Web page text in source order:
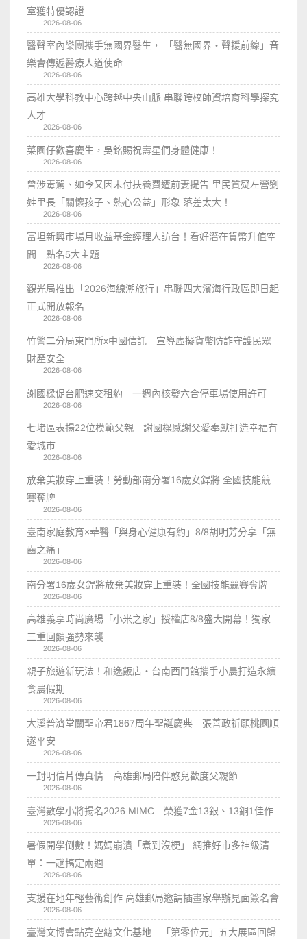
室獲特優認證
2026-08-06
醫聲室內樂團攜手無國界醫生， 「醫無國界・聲援前線」音
樂會傳遞醫療人道使命
2026-08-06
高雄大學科教中心跨越中央山脈 串聯跨校師資培育科學探究
人才
2026-08-06
菜園仔歡喜慶生，吳銘賜祝壽星們身體健康！
2026-08-06
曾涉毒駕、如今又因未付扶養費遭前妻提告 里民質疑左營劉
姓里長「關懷孩子、熱心公益」形象 落差太大！
2026-08-06
富坦新興市場月收益基金經理人訪台！看好潛在貨幣升值空
間 點名5大主題
2026-08-06
觀光局推出「2026海線潮旅行」串聯四大濱海行政區即日起
正式開放報名
2026-08-06
竹警二分局東門所x中國信託 宣導虛擬貨幣防詐守護民眾
財產安全
2026-08-06
謝國樑促台肥速交租約 一週內核發六合停車場使用許可
2026-08-06
七堵區表揚22位模範父親 謝國樑感謝父愛奉獻打造幸福有
愛城市
2026-08-06
放棄美妝穿上重裝！勞動部南分署16歲女銲將 全國技能競
賽奪牌
2026-08-06
臺南家庭教育×華醫「與身心健康有約」8/8胡明芳分享「無
齒之痛」
2026-08-06
南分署16歲女銲將放棄美妝穿上重裝！全國技能競賽奪牌
2026-08-06
高雄義享時尚廣場「小米之家」授權店8/8盛大開幕！獨家
三重回饋強勢來襲
2026-08-06
親子旅遊新玩法！和逸飯店‧台南西門館攜手小農打造永續
食農假期
2026-08-06
大溪普濟堂關聖帝君1867周年聖誕慶典 張善政祈願桃園順
遂平安
2026-08-06
一封明信片傳真情 高雄郵局陪伴憨兒歡度父親節
2026-08-06
臺灣數學小將揚名2026 MIMC​ 榮獲7金13銀、13銅1佳作
2026-08-06
暑假開學倒數！媽媽崩潰「煮到沒梗」 網推好市多神級清
單：一趟搞定兩週
2026-08-06
支援在地年輕藝術創作 高雄郵局邀請插畫家舉辦見面簽名會
2026-08-06
臺灣文博會點亮空總文化基地 「第零位元」五大展區回歸